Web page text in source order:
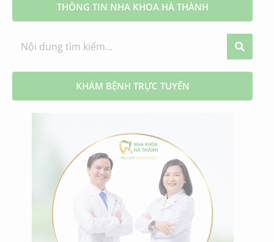
THÔNG TIN NHA KHOA HÀ THÀNH
KHÁM BỆNH TRỰC TUYẾN